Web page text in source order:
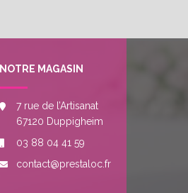
NOTRE MAGASIN
7 rue de l’Artisanat
67120 Duppigheim
03 88 04 41 59
contact@prestaloc.fr